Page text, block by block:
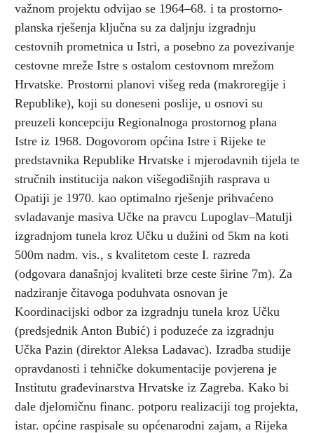
važnom projektu odvijao se 1964–68. i ta prostorno-
planska rješenja ključna su za daljnju izgradnju
cestovnih prometnica u Istri, a posebno za povezivanje
cestovne mreže Istre s ostalom cestovnom mrežom
Hrvatske. Prostorni planovi višeg reda (makroregije i
Republike), koji su doneseni poslije, u osnovi su
preuzeli koncepciju Regionalnoga prostornog plana
Istre iz 1968. Dogovorom općina Istre i Rijeke te
predstavnika Republike Hrvatske i mjerodavnih tijela te
stručnih institucija nakon višegodišnjih rasprava u
Opatiji je 1970. kao optimalno rješenje prihvaćeno
svladavanje masiva Učke na pravcu Lupoglav–Matulji
izgradnjom tunela kroz Učku u dužini od 5km na koti
500m nadm. vis., s kvalitetom ceste I. razreda
(odgovara današnjoj kvaliteti brze ceste širine 7m). Za
nadziranje čitavoga poduhvata osnovan je
Koordinacijski odbor za izgradnju tunela kroz Učku
(predsjednik Anton Bubić) i poduzeće za izgradnju
Učka Pazin (direktor Aleksa Ladavac). Izradba studije
opravdanosti i tehničke dokumentacije povjerena je
Institutu građevinarstva Hrvatske iz Zagreba. Kako bi
dale djelomičnu financ. potporu realizaciji tog projekta,
istar. općine raspisale su općenarodni zajam, a Rijeka